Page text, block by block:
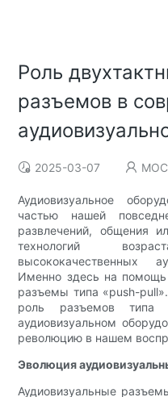
Роль
разъемов в
2025-03-07
Аудиовизуальное
частью нашей
развлечений, общения
технологий
высококачественных
Именно здесь на
разъемы типа «push-
роль разъемов типа
аудиовизуальном
революцию в нашем
Эволюция
Аудиовизуальные